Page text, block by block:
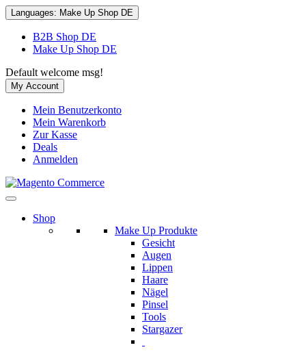
Languages: Make Up Shop DE
B2B Shop DE
Make Up Shop DE
Default welcome msg!
My Account
Mein Benutzerkonto
Mein Warenkorb
Zur Kasse
Deals
Anmelden
Shop
Make Up Produkte
Gesicht
Augen
Lippen
Haare
Nägel
Pinsel
Tools
Stargazer